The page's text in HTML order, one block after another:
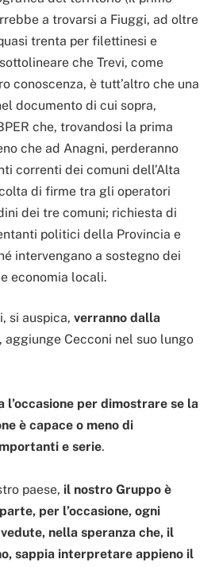
a trovarsi a Fiuggi, ad oltre
trenta per filettinesi e
che Trevi, come
conoscenza, è tutt’altro che una
documento di cui sopra,
che, trovandosi la prima
che ad Anagni, perderanno
correnti dei comuni dell’Alta
di firme tra gli operatori
dei tre comuni; richiesta di
politici della Provincia e
intervengano a sostegno dei
economia locali.
si auspica, verranno dalla
aggiunge Cecconi nel suo lungo
l’occasione per dimostrare se la
è capace o meno di
e serie.
paese, il nostro Gruppo è
per l’occasione, ogni
nella speranza che, il
sappia interpretare appieno il